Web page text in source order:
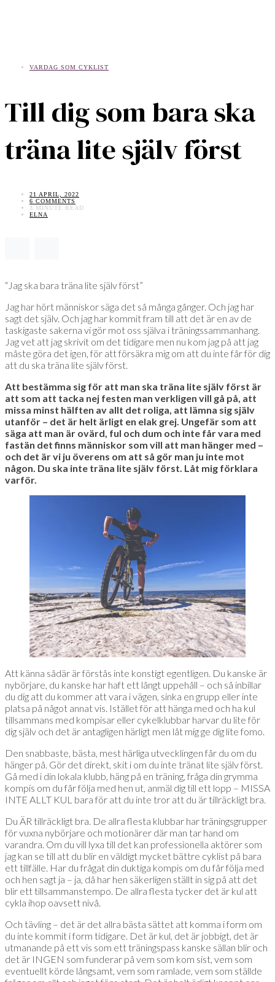
VARDAG SOM CYKLIST
Till dig som bara ska
träna lite själv först
21 APRIL, 2022
6 COMMENTS
3 MINUTE READ
ELNA
“Jag ska bara träna lite själv först”
Jag har hört människor säga det så många gånger. Och jag har
sagt det själv. Och jag har kommit fram till att det är en av de
taskigaste sakerna vi gör mot oss själva i träningssammanhang.
Jag vet att jag skrivit om det tidigare men nu kom jag på att jag
måste göra det igen, för att försäkra mig om att du inte får för dig
att du ska träna lite själv först.
Att bestämma sig för att man ska träna lite själv först är
att som att tacka nej festen man verkligen vill gå på, att
missa minst hälften av allt det roliga, att lämna sig själv
utanför – det är helt ärligt en elak grej. Ungefär som att
säga att man är ovärd, ful och dum och inte får vara med
fastän det finns människor som vill att man hänger med –
och det är vi ju överens om att så gör man ju inte mot
någon. Du ska inte träna lite själv först. Låt mig förklara
varför.
Att känna sådär är förstås inte konstigt egentligen. Du kanske är
nybörjare, du kanske har haft ett långt uppehåll – och så inbillar
du dig att du kommer att vara i vägen, sinka en grupp eller inte
platsa på något annat vis. Istället för att hänga med och ha kul
tillsammans med kompisar eller cykelklubbar harvar du lite för
dig själv och det är antagligen härligt men låt mig ge dig lite fomo.
Den snabbaste, bästa, mest härliga utvecklingen får du om du
hänger på. Gör det direkt, skit i om du inte tränat lite själv först.
Gå med i din lokala klubb, häng på en träning, fråga din grymma
kompis om du får följa med hen ut, anmäl dig till ett lopp – MISSA
INTE ALLT KUL bara för att du inte tror att du är tillräckligt bra.
Du ÄR tillräckligt bra. De allra flesta klubbar har träningsgrupper
för vuxna nybörjare och motionärer där man tar hand om
varandra. Om du vill lyxa till det kan professionella aktörer som
jag kan se till att du blir en väldigt mycket bättre cyklist på bara
ett tillfälle. Har du frågat din duktiga kompis om du får följa med
och hen sagt ja – ja, då har hen säkerligen ställt in sig på att det
blir ett tillsammanstempo. De allra flesta tycker det är kul att
cykla ihop oavsett nivå.
Och tävling – det är det allra bästa sättet att komma i form om
du inte kommit i form tidigare. Det är kul, det är jobbigt, det är
utmanande på ett vis som ett träningspass kanske sällan blir och
det är INGEN som funderar på vem som kom sist, vem som
eventuellt körde långsamt, vem som ramlade, vem som ställde